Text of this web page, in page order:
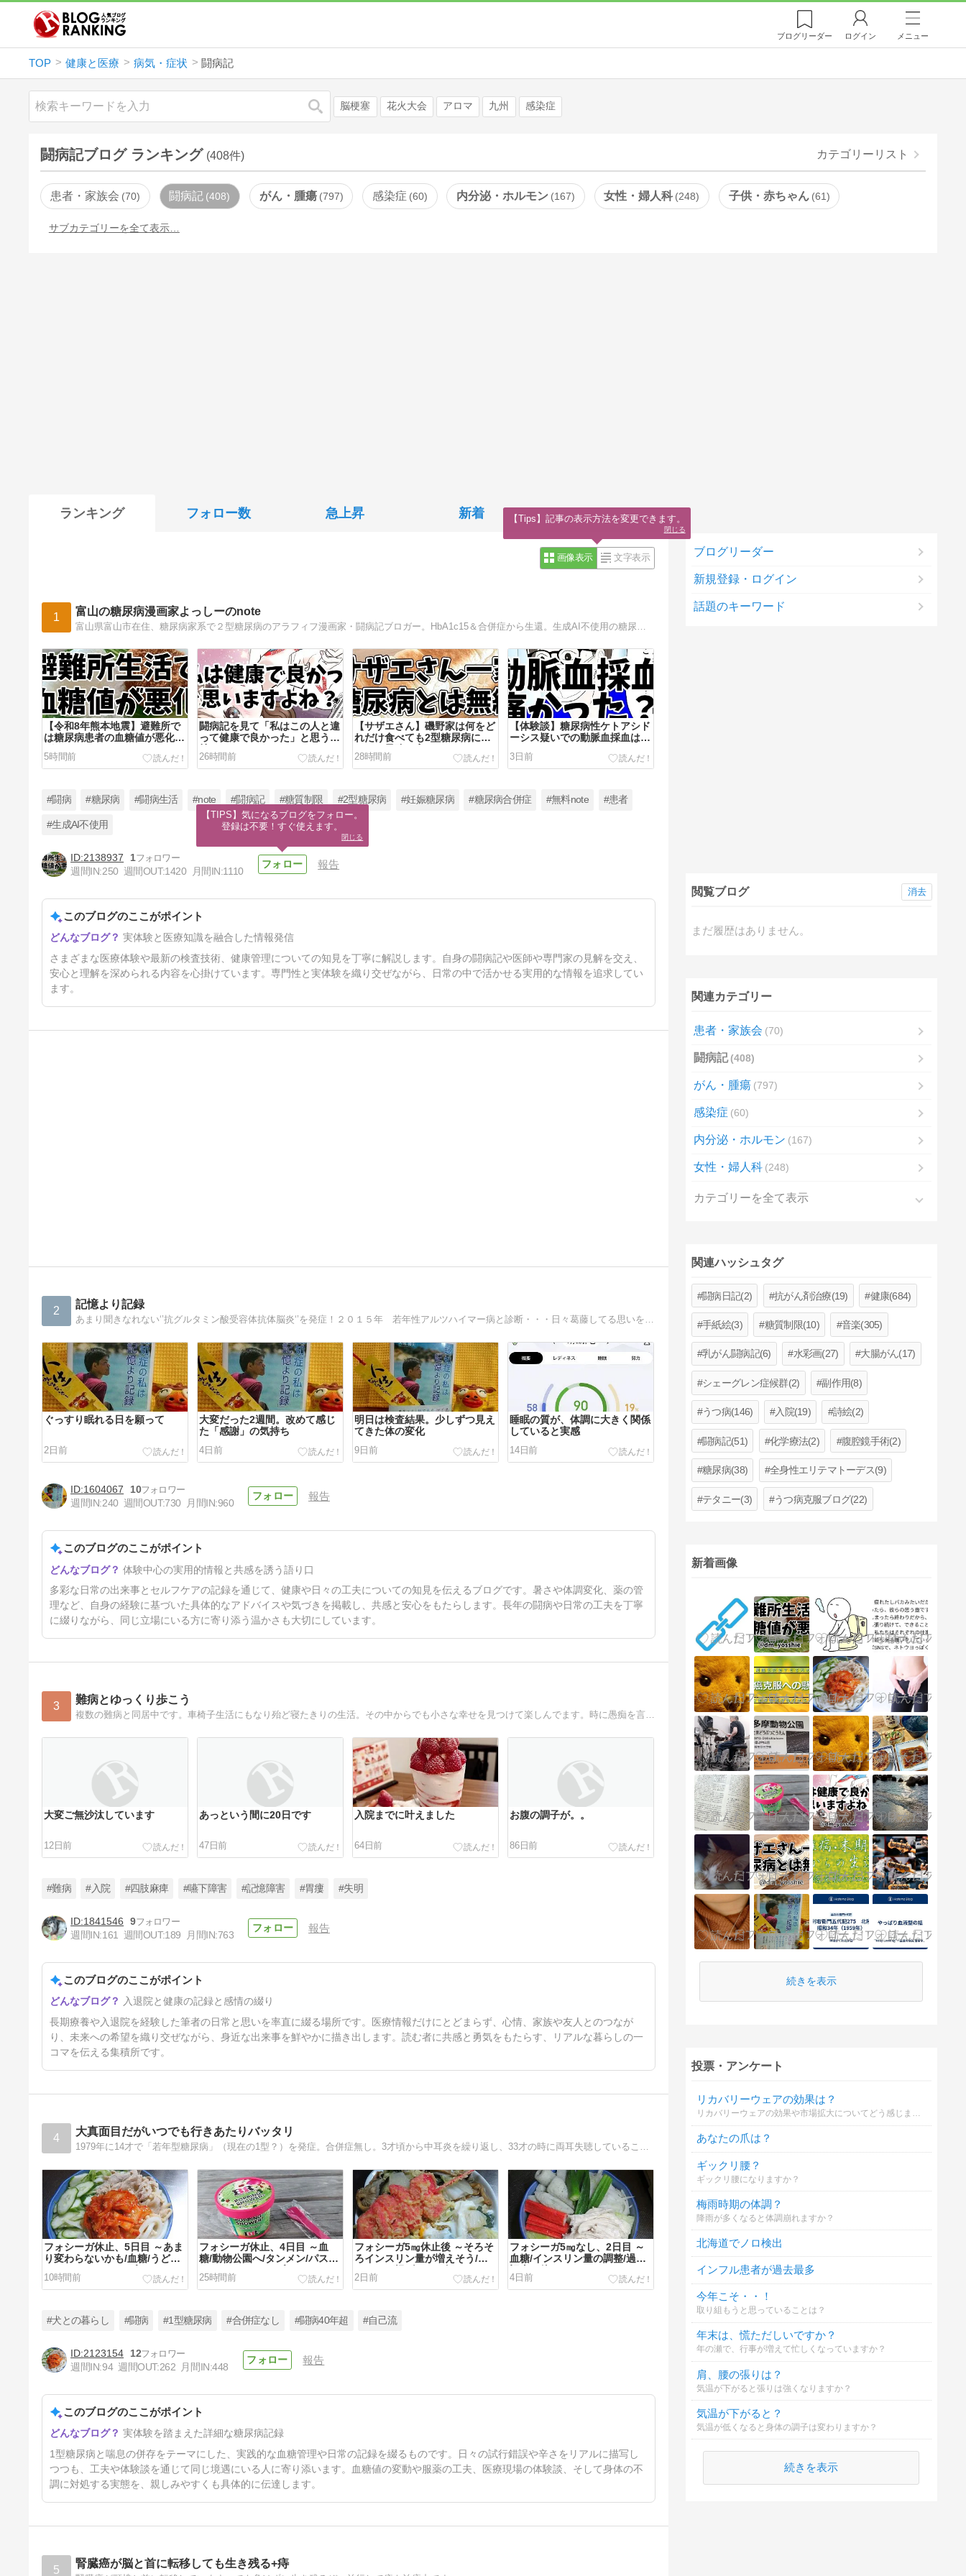
ブログリーダー ログイン メニュー
TOP 健康と医療 病気・症状 闘病記
検索 脳梗塞 花火大会 アロマ 九州 感染症
闘病記ブログ ランキング (408件) カテゴリーリスト
患者・家族会 70 闘病記 408 がん・腫瘍 797 感染症 60 内分泌・ホルモン 167 女性・婦人科 248 子供・赤ちゃん 61
サブカテゴリーを全て表示…
ランキング フォロー数 急上昇 新着
画像表示 文字表示
1 富山の糖尿病漫画家よっしーのnote
【令和8年熊本地震】避難所で
は糖尿病患者の血糖値が悪化し
がち！
5時間前
闘病記を見て「私はこの人と違
って健康で良かった」と思う気
持ち、ありますか？
26時間前
【サザエさん】磯野家は何をど
れだけ食べても2型糖尿病にな
らない最強一家！？
28時間前
【体験談】糖尿病性ケトアシド
ーシス疑いでの動脈血採血は痛
かった？
3日前
「糖質を悪者にしないで！」で
も脂質は悪者にするんですか？
#闘病 #糖尿病 #闘病生活 #note #闘病記 #糖質制限 #2型糖尿病 #妊娠糖尿病 #糖尿病合併症 #無料note #患者
#生成AI不使用
2138937
1
週間IN:250 週間OUT:1420 月間IN:1110
報告
このブログのここがポイント
実体験と医療知識を融合した情報発信
さまざまな医療体験や最新の検査技術、健康管理についての知見を丁寧に解説します。自身の闘病記や医師や専門家の見解を交え、
安心と理解を深められる内容を心掛けています。専門性と実体験を織り交ぜながら、日常の中で活かせる実用的な情報を追求してい
ます。
2 記憶より記録
あまり聞きなれない‘’抗グルタミン酸受容体抗体脳炎‘’を発症！２０１５年 若年性アルツハイマー病と診断・・・日々葛藤してる思いを書き記すブログです。
ぐっすり眠れる日を願って
2日前
大変だった2週間。改めて感じ
た「感謝」の気持ち
4日前
明日は検査結果。少しずつ見え
てきた体の変化
9日前
睡眠の質が、体調に大きく関係
していると実感
14日前
脳と対話しながら、今日の体調
を確認
15日前
1604067
10
週間IN:240 週間OUT:730 月間IN:960
報告
このブログのここがポイント
体験中心の実用的情報と共感を誘う語り口
多彩な日常の出来事とセルフケアの記録を通じて、健康や日々の工夫についての知見を伝えるブログです。暑さや体調変化、薬の管
理など、自身の経験に基づいた具体的なアドバイスや気づきを掲載し、共感と安心をもたらします。長年の闘病や日常の工夫を丁寧
に綴りながら、同じ立場にいる方に寄り添う温かさも大切にしています。
3 難病とゆっくり歩こう
複数の難病と同居中です。車椅子生活にもなり殆ど寝たきりの生活。その中からでも小さな幸せを見つけて楽しんでます。時に愚痴を言う時がありますが笑ってお許し下さい。
大変ご無沙汰しています
12日前
あっという間に20日です
47日前
入院までに叶えました
64日前
お腹の調子が。。
86日前
4ヶ月前
#難病 #入院 #四肢麻痺 #嚥下障害 #記憶障害 #胃瘻 #失明
1841546
9
週間IN:161 週間OUT:189 月間IN:763
報告
このブログのここがポイント
入退院と健康の記録と感情の綴り
長期療養や入退院を経験した筆者の日常と思いを率直に綴る場所です。医療情報だけにとどまらず、心情、家族や友人とのつなが
り、未来への希望を織り交ぜながら、身近な出来事を鮮やかに描き出します。読む者に共感と勇気をもたらす、リアルな暮らしの一
コマを伝える集積所です。
4 大真面目だがいつでも行きあたりバッタリ
1979年に14才で「若年型糖尿病」（現在の1型？）を発症。合併症無し。3才頃から中耳炎を繰り返し、33才の時に両耳失聴していることを知った。文章はたわけているが、血糖コントロールは大真面目。
フォシーガ休止、5日目 ～あま
り変わらないかも/血糖/うどん/
ささみフライ/モンブランケー
キ/スイカ/リンゴ～
10時間前
フォシーガ休止、4日目 ～血
糖/動物公園へ/タンメン/パス
タ/コロッケ/モンブランケーキ/
ブドウ ～
25時間前
フォシーガ5㎎休止後 ～そろそ
ろインスリン量が増えそう/紅
ショウガ揚げ/リンゴカスター
ドブッセ/ブドウ/リンゴ、他～
2日前
フォシーガ5㎎なし、2日目 ～
血糖/インスリン量の調整/過去
記事、他～
4日前
ン/プラム/焼きうどん/いなだ/
ミルクレープ/ぶどう/リンゴ～
4日前
#犬との暮らし #闘病 #1型糖尿病 #合併症なし #闘病40年超 #自己流
2123154
12
週間IN:94 週間OUT:262 月間IN:448
報告
このブログのここがポイント
実体験を踏まえた詳細な糖尿病記録
1型糖尿病と喘息の併存をテーマにした、実践的な血糖管理や日常の記録を綴るものです。日々の試行錯誤や辛さをリアルに描写し
つつも、工夫や体験談を通じて同じ境遇にいる人に寄り添います。血糖値の変動や服薬の工夫、医療現場の体験談、そして身体の不
調に対処する実態を、親しみやすくも具体的に伝達します。
5 腎臓癌が脳と首に転移しても生き残る+痔
ブログリーダー
新規登録・ログイン
話題のキーワード
閲覧ブログ
まだ履歴はありません。
消去
関連カテゴリー
患者・家族会 70
闘病記 408
がん・腫瘍 797
感染症 60
内分泌・ホルモン 167
女性・婦人科 248
カテゴリーを全て表示
関連ハッシュタグ
闘病日記(2) 抗がん剤治療(19) 健康(684)
手紙絵(3) 糖質制限(10) 音楽(305)
乳がん闘病記(6) 水彩画(27) 大腸がん(17)
シェーグレン症候群(2) 副作用(8)
うつ病(146) 入院(19) 詩絵(2)
闘病記(51) 化学療法(2) 腹腔鏡手術(2)
糖尿病(38) 全身性エリテマトーデス(9)
テタニー(3) うつ病克服ブログ(22)
新着画像
続きを表示
投票・アンケート
リカバリーウェアの効果は？
リカバリーウェアの効果や市場拡大についてどう感じますか？
あなたの爪は？
ギックリ腰？
ギックリ腰になりますか？
梅雨時期の体調？
降雨が多くなると体調崩れますか？
北海道でノロ検出
インフル患者が過去最多
今年こそ・・！
取り組もうと思っていることは？
年末は、慌ただしいですか？
年の瀬で、行事が増えて忙しくなっていますか？
肩、腰の張りは？
気温が下がると張りは強くなりますか？
気温が下がると？
気温が低くなると身体の調子は変わりますか？
続きを表示
【TIPS】気になるブログをフォロー。
登録は不要！すぐ使えます。
閉じる
【Tips】記事の表示方法を変更できます。
閉じる